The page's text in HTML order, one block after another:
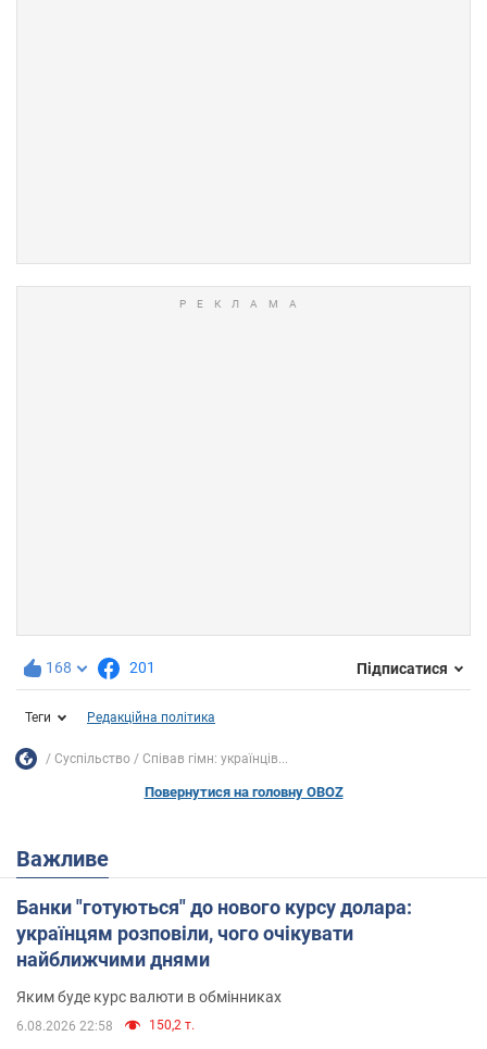
168 201 Підписатися
Теги Редакційна політика
Суспільство Співав гімн: українців...
Повернутися на головну OBOZ
Важливе
Банки "готуються" до нового курсу долара:
українцям розповіли, чого очікувати
найближчими днями
Яким буде курс валюти в обмінниках
6.08.2026 22:58 150,2 т.